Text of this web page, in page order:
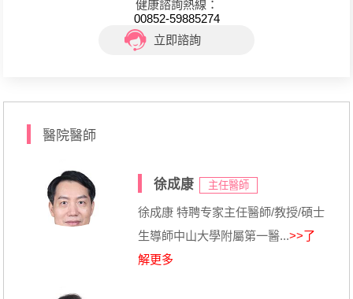
健康諮詢熱線：
00852-59885274
立即諮詢
醫院醫師
徐成康 主任醫師
徐成康 特聘专家主任醫師/教授/碩士
生導師中山大學附屬第一醫...>>了
解更多